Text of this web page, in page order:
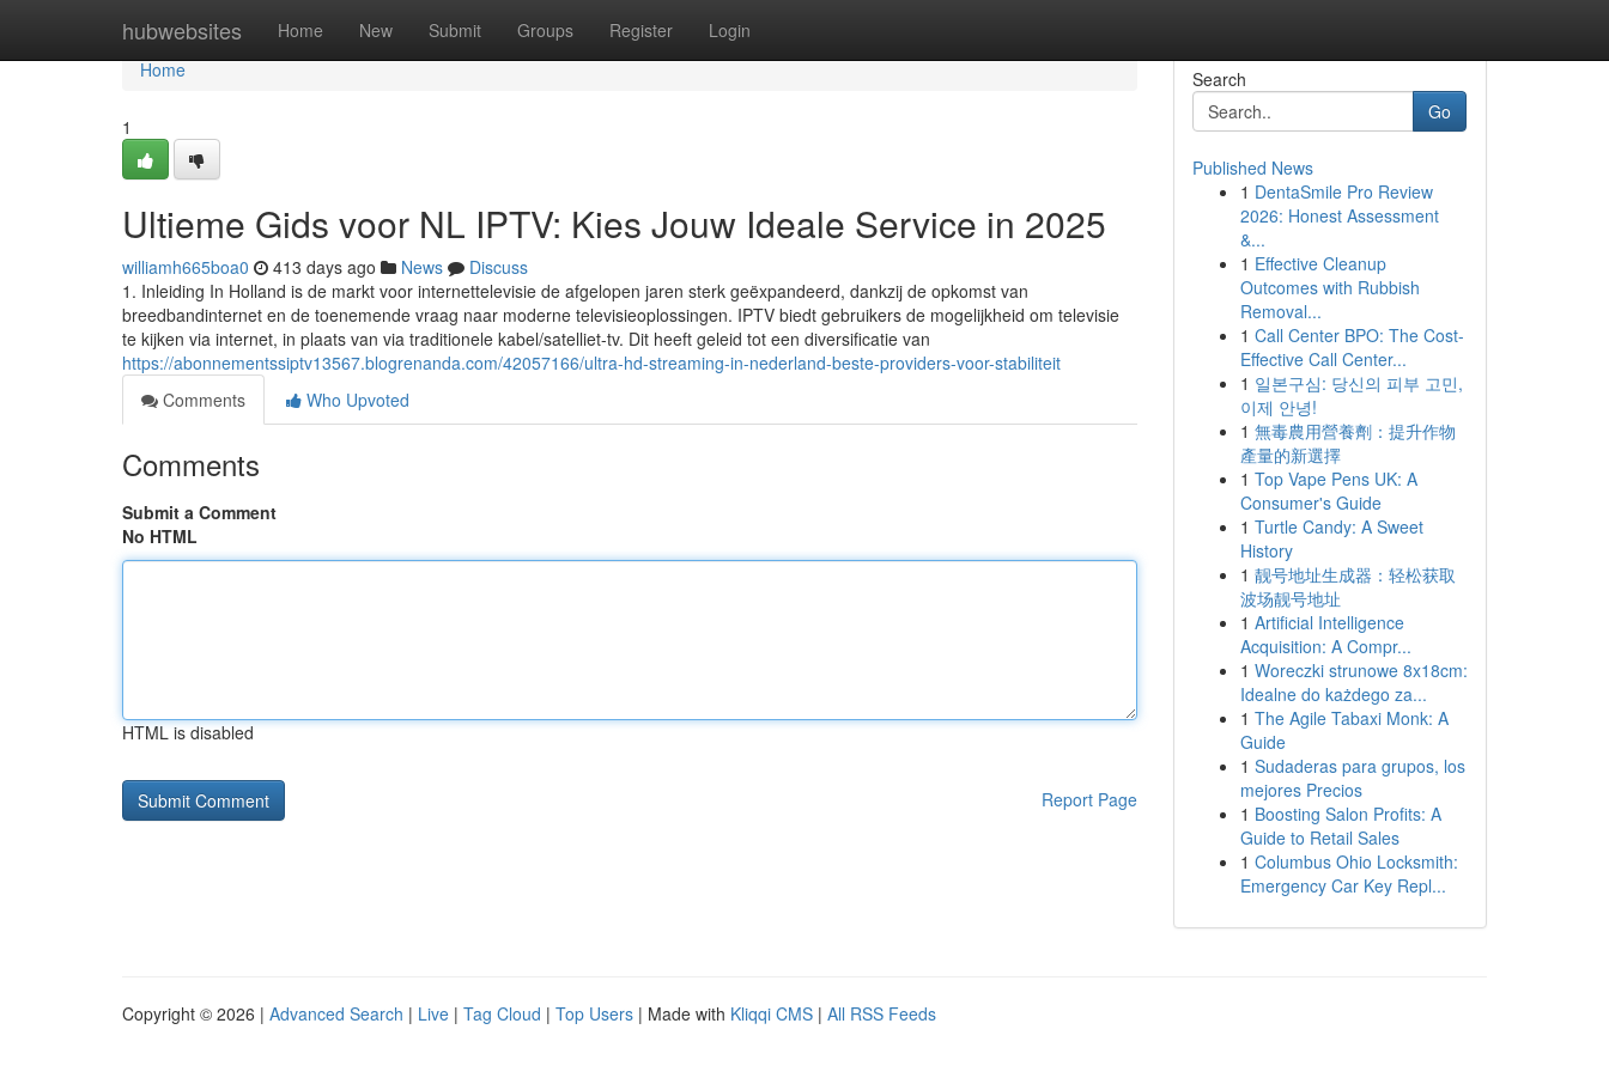
hubwebsites Home New Submit Groups Register Login
Home
Home
1
Ultieme Gids voor NL IPTV: Kies Jouw Ideale Service in 2025
williamh665boa0 413 days ago News
Discuss
1. Inleiding In Holland is de markt voor internettelevisie de afgelopen jaren sterk geëxpandeerd, dankzij de opkomst van
breedbandinternet en de toenemende vraag naar moderne televisieoplossingen. IPTV biedt gebruikers de mogelijkheid om televisie
te kijken via internet, in plaats van via traditionele kabel/satelliet-tv. Dit heeft geleid tot een diversificatie van
https://abonnementssiptv13567.blogrenanda.com/42057166/ultra-hd-streaming-in-nederland-beste-providers-voor-stabiliteit
Comments
Who Upvoted
Comments
Submit a Comment
No HTML
HTML is disabled
Report Page
Search
Go
Published News
1 DentaSmile Pro Review
2026: Honest Assessment
&...
1 Effective Cleanup
Outcomes with Rubbish
Removal...
1 Call Center BPO: The Cost-
Effective Call Center...
1 일본구심: 당신의 피부 고민,
이제 안녕!
1 無毒農用營養劑：提升作物
產量的新選擇
1 Top Vape Pens UK: A
Consumer's Guide
1 Turtle Candy: A Sweet
History
1 靓号地址生成器：轻松获取
波场靓号地址
1 Artificial Intelligence
Acquisition: A Compr...
1 Woreczki strunowe 8x18cm:
Idealne do każdego za...
1 The Agile Tabaxi Monk: A
Guide
1 Sudaderas para grupos, los
mejores Precios
1 Boosting Salon Profits: A
Guide to Retail Sales
1 Columbus Ohio Locksmith:
Emergency Car Key Repl...
Copyright © 2026 | Advanced Search | Live | Tag Cloud | Top Users | Made with Kliqqi CMS | All RSS Feeds